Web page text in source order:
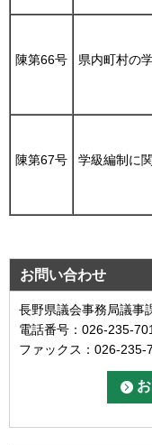
陳第66号 県内町村の
陳第67号 学級編制に
お問い合わせ
長野県議会事務局議事
電話番号：026-235-
ファックス：026-235-